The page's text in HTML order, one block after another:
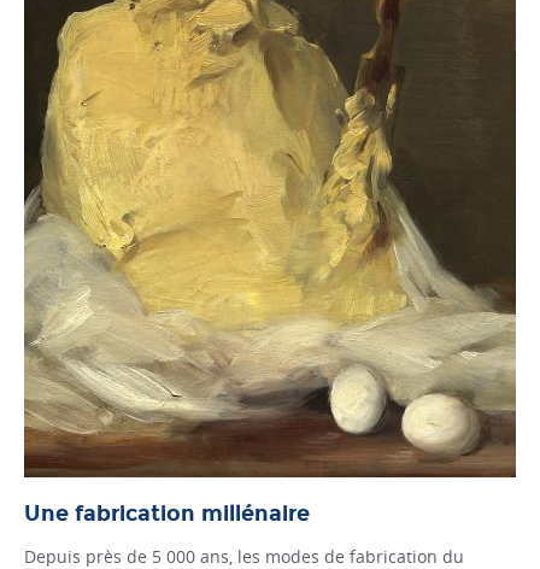
Une fabrication millénaire
Depuis près de 5 000 ans, les modes de fabrication du